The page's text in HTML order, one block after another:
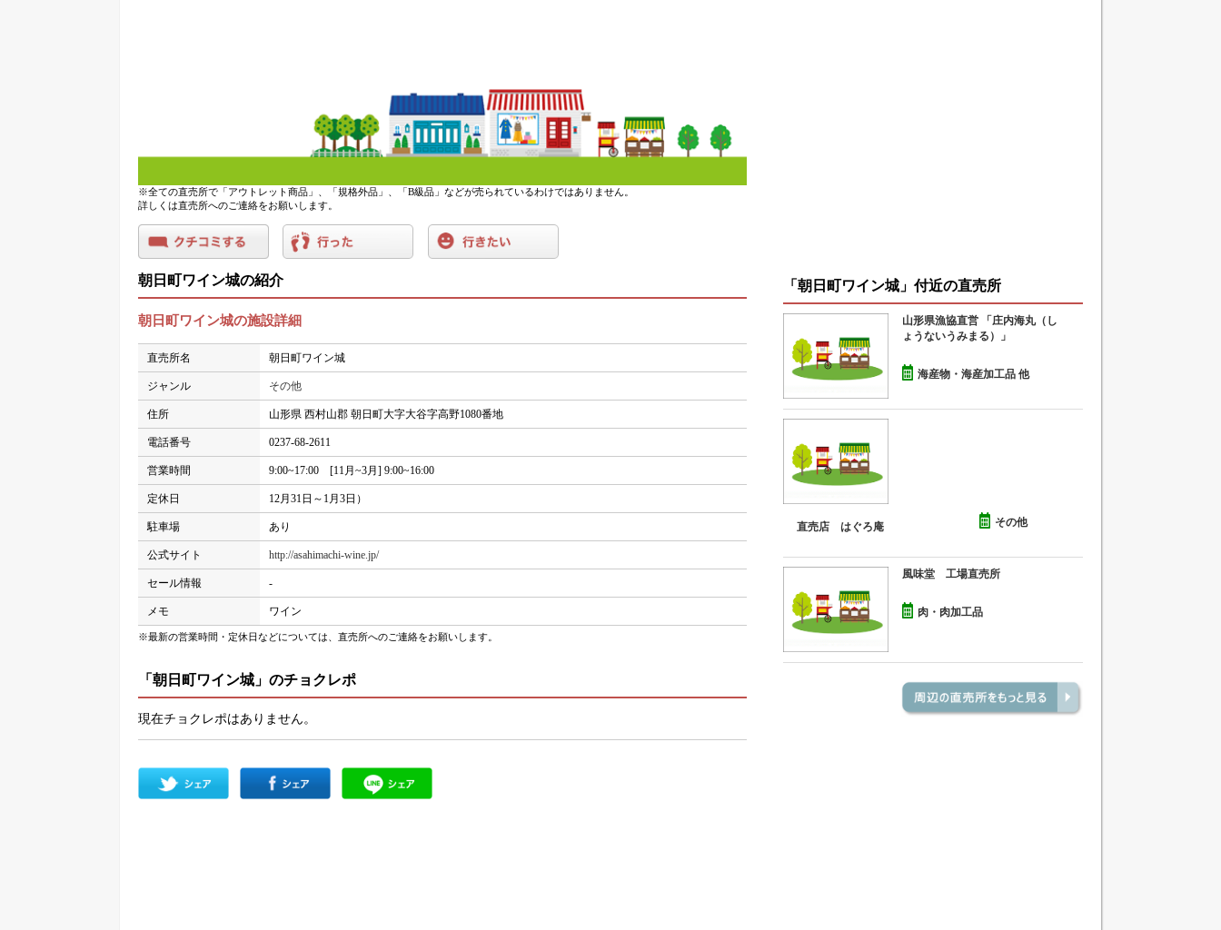
※全ての直売所で「アウトレット商品」、「規格外品」、「B級品」などが売られているわけではありません。
詳しくは直売所へのご連絡をお願いします。
朝日町ワイン城の紹介
朝日町ワイン城の施設詳細
直売所名 朝日町ワイン城
ジャンル その他
住所 山形県 西村山郡 朝日町大字大谷字高野1080番地
電話番号 0237-68-2611
営業時間 9:00~17:00 [11月~3月] 9:00~16:00
定休日 12月31日～1月3日）
駐車場 あり
公式サイト http://asahimachi-wine.jp/
セール情報 -
メモ ワイン
※最新の営業時間・定休日などについては、直売所へのご連絡をお願いします。
「朝日町ワイン城」のチョクレポ
現在チョクレポはありません。
「朝日町ワイン城」付近の直売所
山形県漁協直営 「庄内海丸（し
ょうないうみまる）」
海産物・海産加工品 他
直売店 はぐろ庵 その他
風味堂 工場直売所
肉・肉加工品